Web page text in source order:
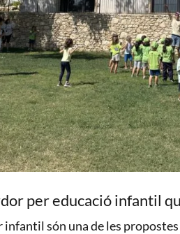
per educació infantil
són una de les